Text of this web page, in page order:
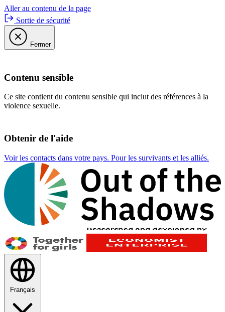
Aller au contenu de la page
Sortie de sécurité
Fermer
Contenu sensible
Ce site contient du contenu sensible qui inclut des références à la
violence sexuelle.
Obtenir de l'aide
Voir les contacts dans votre pays. Pour les survivants et les alliés.
Français